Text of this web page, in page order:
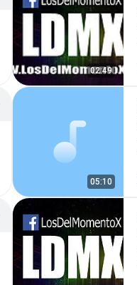
02:49
05:10